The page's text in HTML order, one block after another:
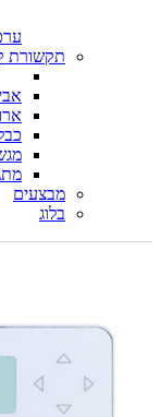
תקשורת
מבצעים
בלוג